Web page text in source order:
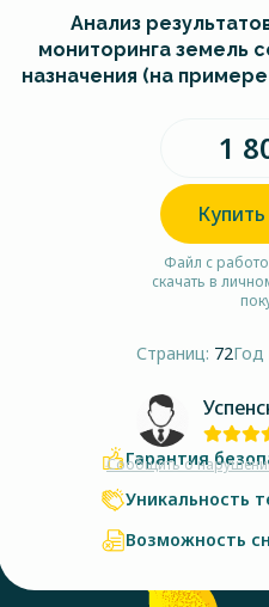
Анализ
мониторинга земель
назначения (на
1
Файл с
скачать в
Страниц: 72Год
Сообщить о
Гарантия
Уникальность
Возможность